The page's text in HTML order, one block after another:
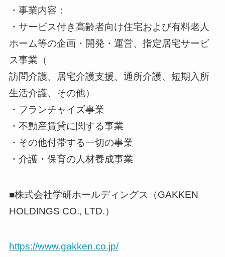
・事業内容：
・サービス付き⾼齢者向け住宅および有料⽼⼈
ホーム等の企画・開発・運営、指定居宅サービ
ス事業（
訪問介護、居宅介護⽀援、通所介護、短期⼊所
⽣活介護、その他）
・フランチャイズ事業
・不動産賃貸に関する事業
・その他付帯する⼀切の事業
・介護・保育の⼈材養成事業
■株式会社学研ホールディングス（GAKKEN
HOLDINGS CO., LTD.）
https://www.gakken.co.jp/